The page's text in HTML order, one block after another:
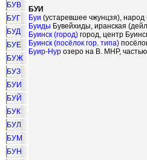
БУВ
БУГ
БУД
БУЕ
БУЖ
БУЗ
БУИ
БУЙ
БУК
БУЛ
БУМ
БУН
БУИ
Буи (устаревшее чжунцзя), народ
Буиды Бувейхиды, иранская
Буинск (город) город, центр
Буинск (посёлок гор. типа)
Буир-Нур озеро на В. МНР,